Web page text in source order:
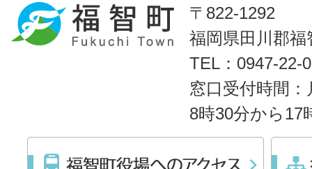
〒822-1292
福岡県田川郡福
TEL：0947-22-
窓口受付時間
8時30分から17